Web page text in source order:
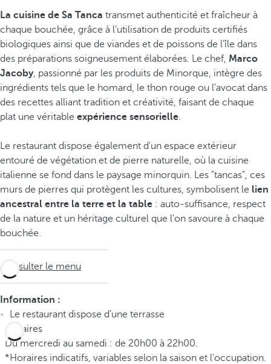
La cuisine de Sa Tanca transmet authenticité et fraîcheur à
chaque bouchée, grâce à l’utilisation de produits certifiés
biologiques ainsi que de viandes et de poissons de l’île dans
des préparations soigneusement élaborées. Le chef, Marco
Jacoby, passionné par les produits de Minorque, intègre des
ingrédients tels que le homard, le thon rouge ou l'avocat dans
des recettes alliant tradition et créativité, faisant de chaque
plat une véritable expérience sensorielle.
Le restaurant dispose également d'un espace extérieur
entouré de végétation et de pierre naturelle, où la cuisine
italienne se fond dans le paysage minorquin. Les "tancas", ces
murs de pierres qui protègent les cultures, symbolisent le lien
ancestral entre la terre et la table : auto-suffisance, respect
de la nature et un héritage culturel que l'on savoure à chaque
bouchée.
Consulter le menu
Information :
Le restaurant dispose d’une terrasse
Horaires
Du mercredi au samedi : de 20h00 à 22h00.
*Horaires indicatifs, variables selon la saison et l'occupation.